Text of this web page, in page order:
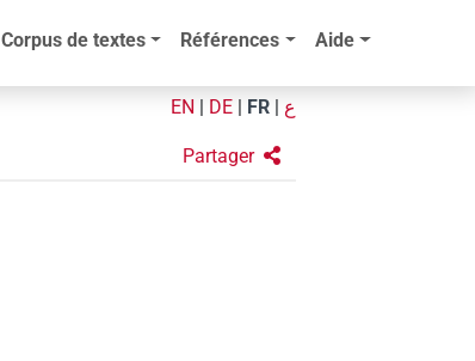
Corpus de textes Références Aide
EN DE FR ع
Partager